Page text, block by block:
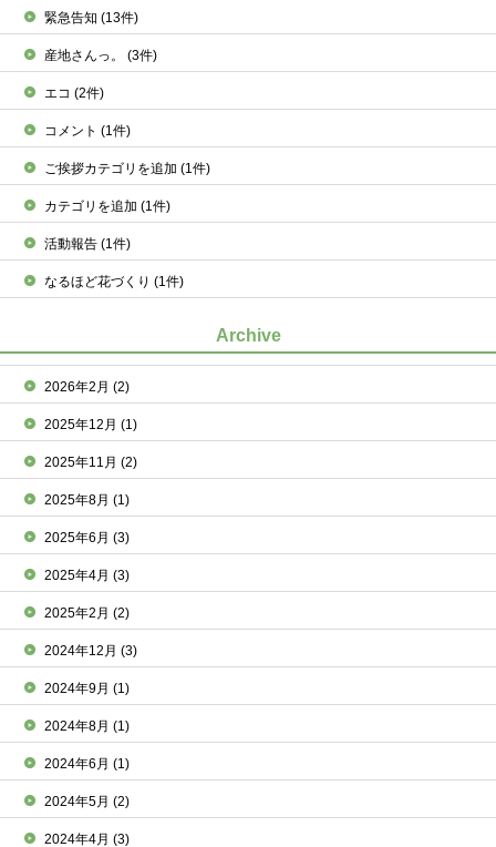
緊急告知(13件)
産地さんっ。(3件)
エコ(2件)
コメント(1件)
ご挨拶カテゴリを追加(1件)
カテゴリを追加(1件)
活動報告(1件)
なるほど花づくり(1件)
Archive
2026年2月(2)
2025年12月(1)
2025年11月(2)
2025年8月(1)
2025年6月(3)
2025年4月(3)
2025年2月(2)
2024年12月(3)
2024年9月(1)
2024年8月(1)
2024年6月(1)
2024年5月(2)
2024年4月(3)